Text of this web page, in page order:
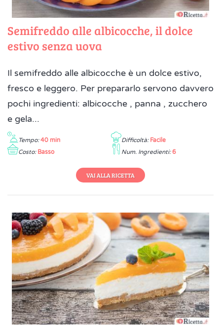
Semifreddo alle albicocche, il dolce
estivo senza uova
Il semifreddo alle albicocche è un dolce estivo,
fresco e leggero. Per prepararlo servono davvero
pochi ingredienti: albicocche , panna , zucchero
e gela...
Tempo: 40 min Difficoltà: Facile
Costo: Basso Num. Ingredienti: 6
VAI ALLA RICETTA